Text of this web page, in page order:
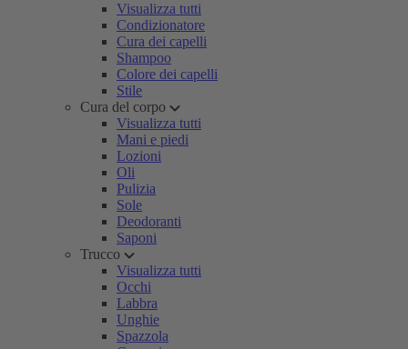
Visualizza tutti
Condizionatore
Cura dei capelli
Shampoo
Colore dei capelli
Stile
Cura del corpo
Visualizza tutti
Mani e piedi
Lozioni
Oli
Pulizia
Sole
Deodoranti
Saponi
Trucco
Visualizza tutti
Occhi
Labbra
Unghie
Spazzola